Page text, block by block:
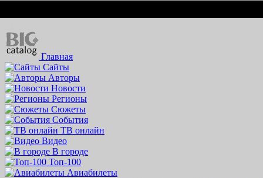
Главная
Сайты
Авторы
Новости
Регионы
Сюжеты
События
ТВ онлайн
Видео
В городе
Топ-100
Авиабилеты